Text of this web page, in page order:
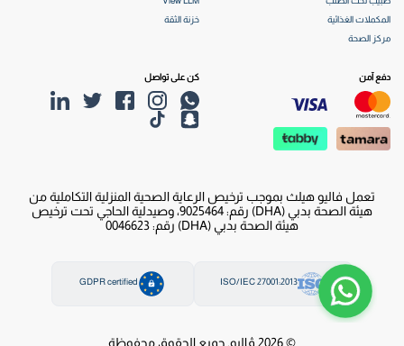
المكملات الغذائية
مركز الصحة
خزنة الثقة
دفع آمن كن على تواصل
تعمل فاليو هيلث بموجب ترخيص الرعاية الصحية المنزلية التكاملية من
هيئة الصحة بدبي (DHA) رقم: 9025464، وصيدلية الحاجي تحت ترخيص
هيئة الصحة بدبي (DHA) رقم: 0046623
ISO/IEC 27001:2013
GDPR certified
© 2026 ڤاليو. جميع الحقوق محفوظة